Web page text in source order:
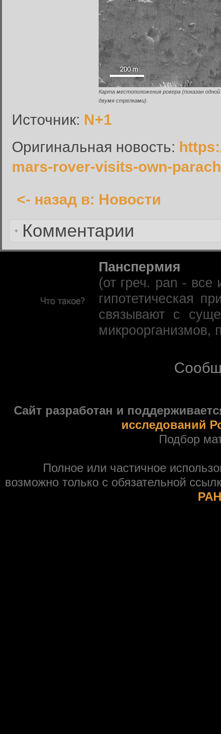
Карта местоположения ровера (показан
двумя стрелками).
Источник: N+1
Оригинальная новость:
mars-rover-visits-own-
<- назад в: Новости
Комментарии
Введите имя пользователя и
Забыли пароль?
Панспермия
(от греч. pan -
гипотетическая
связывают с
Сайт разработан и
исследований
Подбор
Полное или частичное
возможно только с обязательной